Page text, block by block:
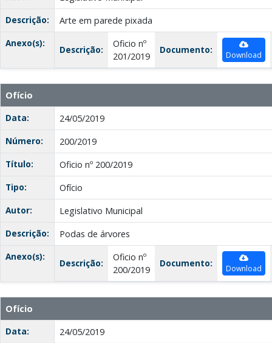
Descrição:
Arte em parede pixada
Anexo(s):
Descrição:
Oficio nº
201/2019
Documento: Download
Ofício
Data:
24/05/2019
Número:
200/2019
Título:
Oficio nº 200/2019
Tipo:
Ofício
Autor:
Legislativo Municipal
Descrição:
Podas de árvores
Anexo(s):
Descrição:
Oficio nº
200/2019
Documento: Download
Ofício
Data:
24/05/2019